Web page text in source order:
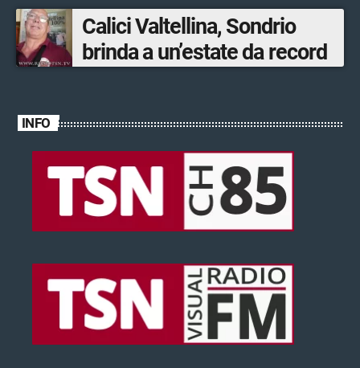
ventinovenne
Calici Valtellina, Sondrio
brinda a un’estate da record
INFO